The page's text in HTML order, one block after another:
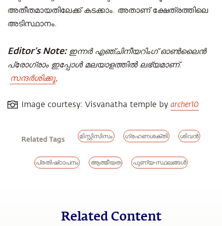
അതീതമായതിലേക്ക് കടക്കാം. അതാണ് ക്ഷേത്രത്തിലെ
അടിസ്ഥാനം.
Editor’s Note: ഇന്നർ എഞ്ചിനീയറിംഗ് ഓൺലൈൻ
പ്രോഗ്രാം ഇപ്പോൾ മലയാളത്തിൽ ലഭ്യമാണ്.
സന്ദർശിക്കൂ,
Image courtesy: Visvanatha temple by archer10
Related Tags മിസ്റ്റിസിസം ഗ്രഹണശക്തി ശിവൻ
പ്രതിഷ്‌ഠാപനം ആത്മീയത പുണ്യ-സ്ഥലങ്ങൾ
Related Content